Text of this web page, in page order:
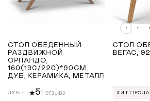
Показать все
ПОКРЫТИЕ СТОЛЕШНИЦЫ
Керамика
Массив дуба
Шпон дуба
СТОЛ ОБЕДЕННЫЙ
РАЗДВИЖНОЙ
ОРЛАНДО,
160(190/220)*90СМ,
ДУБ, КЕРАМИКА, МЕТАЛЛ
ДУБ 51 отзыва
СТОЛ
ВЕГАС,
ХИТ